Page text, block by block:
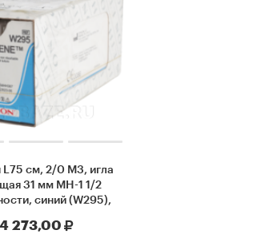
L75 см, 2/0 М3, игла
31 мм МН-1 1/2
синий (W295),
4 273,00